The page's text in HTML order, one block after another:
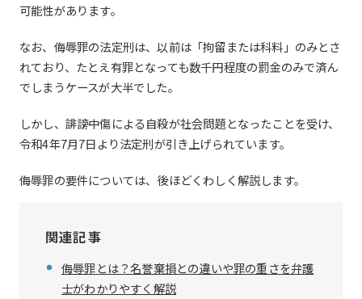
可能性があります。
なお、侮辱罪の法定刑は、以前は「拘留または科料」のみとさ
れており、たとえ有罪となっても数千円程度の罰金のみで済ん
でしまうケースが大半でした。
しかし、誹謗中傷による自殺が社会問題となったことを受け、
令和4年7月7日より法定刑が引き上げられています。
侮辱罪の要件については、後ほどくわしく解説します。
関連記事
侮辱罪とは？名誉棄損との違いや罪の重さを弁護
士がわかりやすく解説